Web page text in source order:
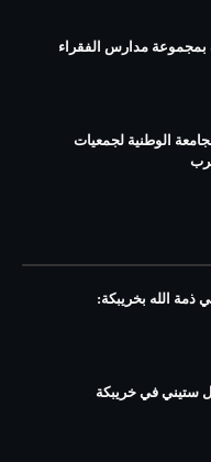
بمجموعة مدارس الفقراء
الوطنية لجمعيات
ذمة الله بخريبكة:
في خريبكة